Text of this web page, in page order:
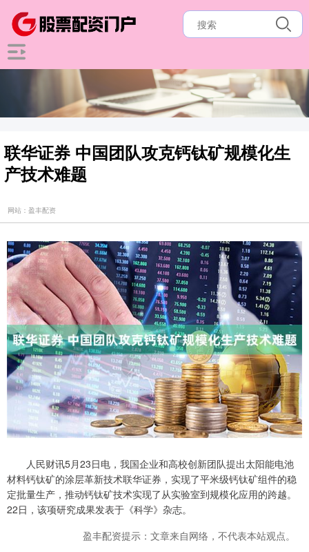
联华证券 中国团队攻克钙钛矿规模化生
产技术难题
网站：盈丰配资
人民财讯5月23日电，我国企业和高校创新团队提出太阳能电池
材料钙钛矿的涂层革新技术联华证券，实现了平米级钙钛矿组件的稳
定批量生产，推动钙钛矿技术实现了从实验室到规模化应用的跨越。
22日，该项研究成果发表于《科学》杂志。
盈丰配资提示：文章来自网络，不代表本站观点。